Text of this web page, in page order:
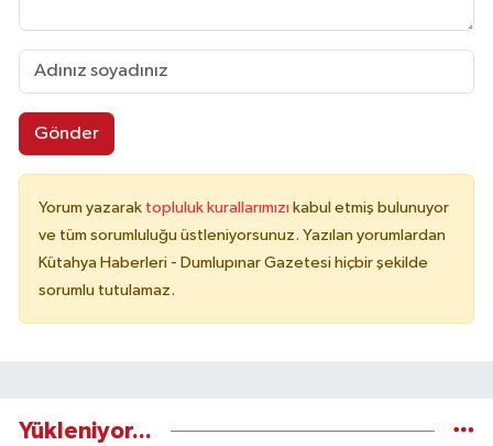
Gönder
Yorum yazarak topluluk kurallarımızı kabul etmiş bulunuyor
ve tüm sorumluluğu üstleniyorsunuz. Yazılan yorumlardan
Kütahya Haberleri - Dumlupınar Gazetesi hiçbir şekilde
sorumlu tutulamaz.
Yükleniyor...